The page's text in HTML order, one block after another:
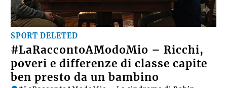
SPORT DELETED
#LaRaccontoAModoMio – Ricchi,
poveri e differenze di classe capite
ben presto da un bambino